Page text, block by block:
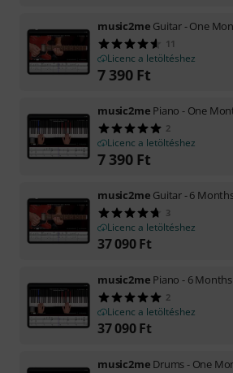
music2me Guitar - One
11
Licenc a letöltéshez
7 390 Ft
music2me Piano - One
2
Licenc a letöltéshez
7 390 Ft
music2me Guitar - 6
3
Licenc a letöltéshez
37 090 Ft
music2me Piano - 6 Months
2
Licenc a letöltéshez
37 090 Ft
music2me Drums - One